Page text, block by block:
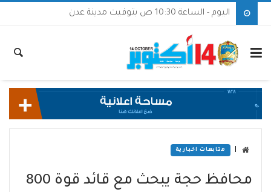
اليوم - الساعة 10:30 ص بتوقيت مدينة عدن
متابعات اخبارية
محافظ حجة يبحث مع قائد قوة 800